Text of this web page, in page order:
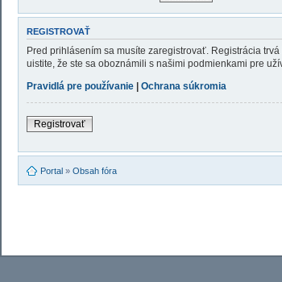
REGISTROVAŤ
Pred prihlásením sa musíte zaregistrovať. Registrácia
uistite, že ste sa oboznámili s našimi podmienkami pre
Pravidlá pre používanie | Ochrana súkromia
Registrovať
Portal » Obsah fóra